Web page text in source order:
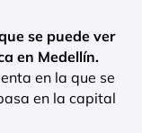
se puede ver
en Medellín.
en la que se
en la capital